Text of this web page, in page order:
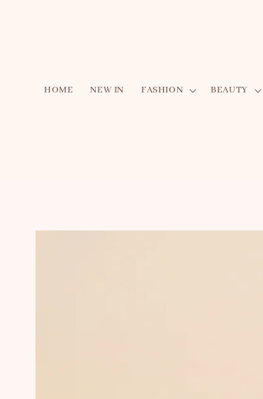
HOME NEW IN FASHION BEAUTY